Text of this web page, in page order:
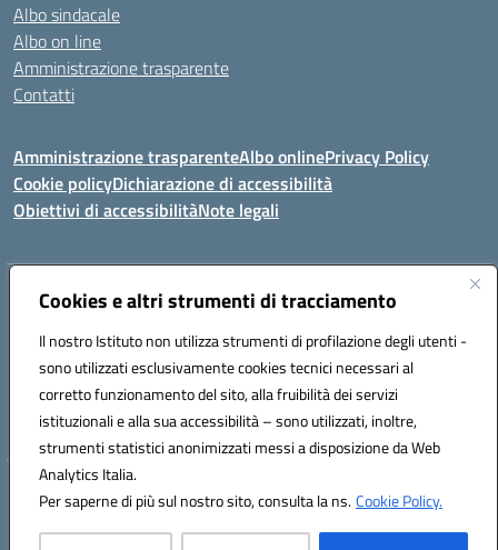
Cookies e altri strumenti di tracciamento
Il nostro Istituto non utilizza strumenti di profilazione degli utenti -
sono utilizzati esclusivamente cookies tecnici necessari al
corretto funzionamento del sito, alla fruibilità dei servizi
istituzionali e alla sua accessibilità – sono utilizzati, inoltre,
strumenti statistici anonimizzati messi a disposizione da Web
Analytics Italia.
Per saperne di più sul nostro sito, consulta la ns.Cookie Policy.
Albo sindacale
Albo on line
Amministrazione trasparente
Contatti
Amministrazione trasparenteAlbo onlinePrivacy Policy
Cookie policyDichiarazione di accessibilità
Obiettivi di accessibilitàNote legali
Indirizzo:Via Carducci Settimo San Pietro (CA)
Posta elettronica certificata (PEC):CAIC84700T@pec.istruzione.it
Codice fiscale: 92105840927
Codice meccanografico: CAIC84700T
Hosting & Powered by 3D Solution S.r.l.
Concept & Design by Designers Italia